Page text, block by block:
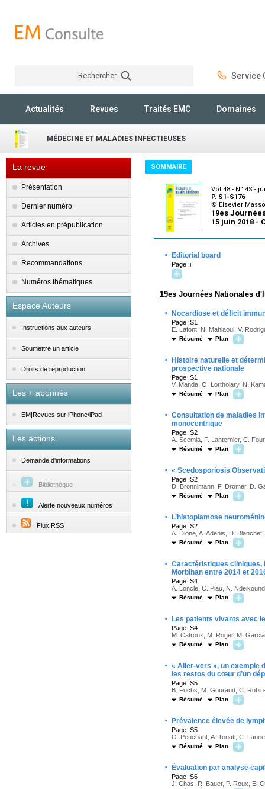
Rechercher Service
Actualités Revues Traités EMC Domaines
MÉDECINE ET MALADIES INFECTIEUSES
La revue
Présentation
Dernier numéro
Articles en prépublication
Archives
Recommandations
Numéros thématiques
Espace Auteurs
Instructions aux auteurs
Soumettre un article
Droits de reproduction
Les + abonnés
EM|Revues sur iPhone/iPad
Les actions
Demande d'informations
Bibliothèque
Alerte nouveaux numéros
Flux RSS
SOMMAIRE
Vol 48 - N° 4S -
P. S1-S176
© Elsevier
19es
15 juin 2018 -
· Editorial board
Page :i
19es Journées Nationales
· Nocardiose et déficit
Page :S1
E. Lafont, N. Mahlaoui, V.
Résumé Plan
·
Histoire naturelle et
prospective nationale
Page :S1
V. Manda, O. Lortholary, N.
Résumé Plan
· Consultation de maladies
monocentrique
Page :S2
A. Scemla, F. Lanternier, C.
Résumé Plan
· « Scedosporiosis
Page :S2
D. Bronnimann, F. Dromer, D.
Résumé Plan
· L’histoplamose
Page :S2
A. Dione, A. Adenis, D.
Résumé Plan
· Caractéristiques cliniques,
Morbihan entre 2014 et
Page :S4
A. Loncle, C. Piau, N.
Résumé Plan
· Les patients vivants avec
Page :S4
M. Catroux, M. Roger, M.
Résumé Plan
· « Aller-vers », un exemple
les restos du cœur d’un
Page :S5
B. Fuchs, M. Gouraud, C.
Résumé Plan
· Prévalence élevée de
Page :S5
O. Peuchant, A. Touati, C.
Résumé Plan
· Évaluation par analyse
Page :S6
J. Chas, R. Bauer, P. Roux, E.